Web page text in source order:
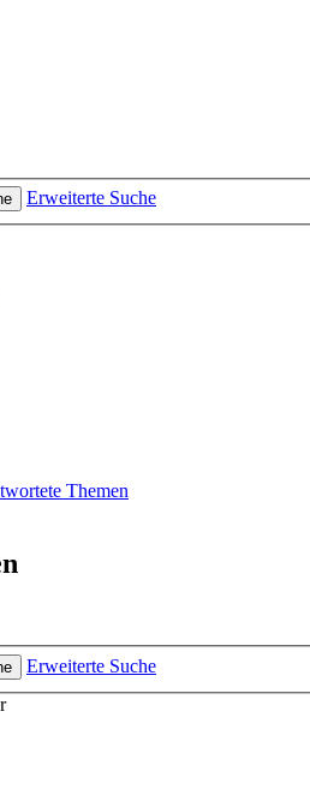
Erweiterte Suche
Themen
Erweiterte Suche